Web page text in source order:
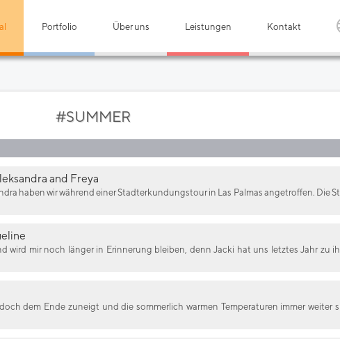
Portfolio Über uns Leistungen Kontakt
#SUMMER
and Freya
haben wir während einer Stadterkundungstour in Las Palmas angetroffen. Die
wird mir noch länger in Erinnerung bleiben, denn Jacki hat uns letztes Jahr zu
dem Ende zuneigt und die sommerlich warmen Temperaturen immer weiter